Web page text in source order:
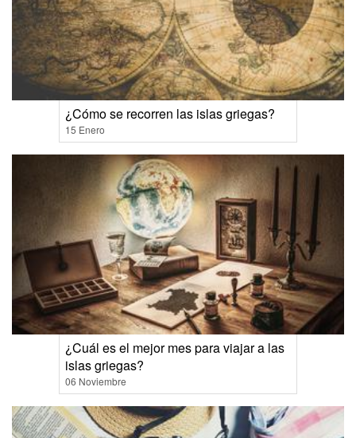
¿Cómo se recorren las islas griegas?
15 Enero
¿Cuál es el mejor mes para viajar a las
islas griegas?
06 Noviembre